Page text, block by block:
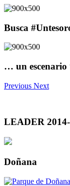
Busca
… un escenario
Previous Next
LEADER
Doñana